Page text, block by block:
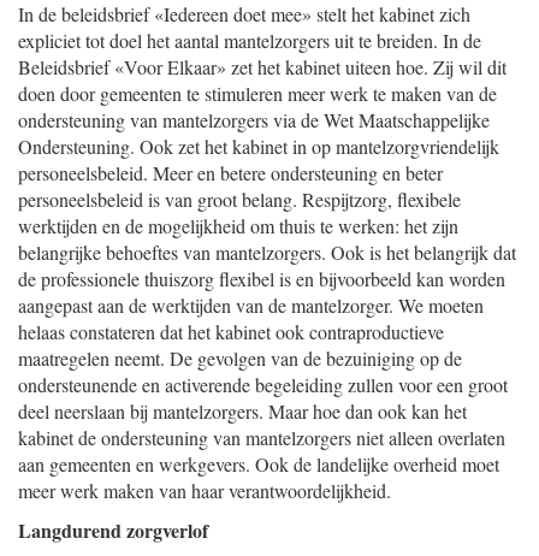
In de beleidsbrief «Iedereen doet mee» stelt het kabinet zich
expliciet tot doel het aantal mantelzorgers uit te breiden. In de
Beleidsbrief «Voor Elkaar» zet het kabinet uiteen hoe. Zij wil dit
doen door gemeenten te stimuleren meer werk te maken van de
ondersteuning van mantelzorgers via de Wet Maatschappelijke
Ondersteuning. Ook zet het kabinet in op mantelzorgvriendelijk
personeelsbeleid. Meer en betere ondersteuning en beter
personeelsbeleid is van groot belang. Respijtzorg, flexibele
werktijden en de mogelijkheid om thuis te werken: het zijn
belangrijke behoeftes van mantelzorgers. Ook is het belangrijk dat
de professionele thuiszorg flexibel is en bijvoorbeeld kan worden
aangepast aan de werktijden van de mantelzorger. We moeten
helaas constateren dat het kabinet ook contraproductieve
maatregelen neemt. De gevolgen van de bezuiniging op de
ondersteunende en activerende begeleiding zullen voor een groot
deel neerslaan bij mantelzorgers. Maar hoe dan ook kan het
kabinet de ondersteuning van mantelzorgers niet alleen overlaten
aan gemeenten en werkgevers. Ook de landelijke overheid moet
meer werk maken van haar verantwoordelijkheid.
Langdurend zorgverlof